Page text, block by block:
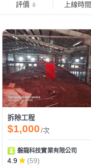
評價 上線時間
拆除工程
$1,000/次
磐龍科技實業有限公司
4.9
(59)